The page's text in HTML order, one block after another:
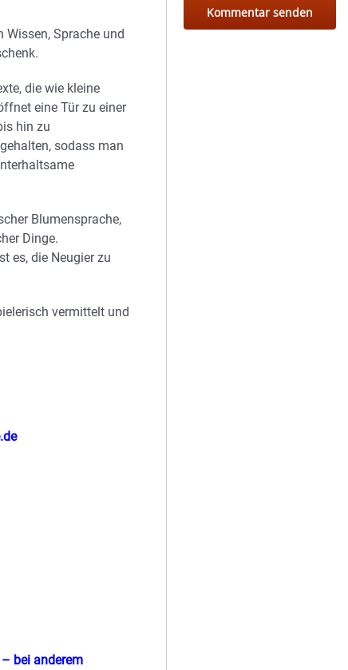
Wissen, Sprache und
die wie kleine
eine Tür zu einer
hin zu
sodass man
Blumensprache,
Dinge.
es, die Neugier zu
vermittelt und
bei anderem